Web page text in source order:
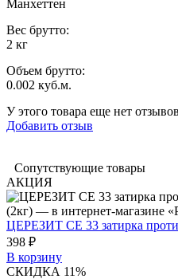
Манхеттен
Вес брутто:
2 кг
Объем брутто:
0.002 куб.м.
У этого товара еще нет отзывов
Добавить отзыв
Сопутствующие товары
АКЦИЯ
ЦЕРЕЗИТ СЕ 33 затирка
398 ₽
В корзину
СКИДКА 11%